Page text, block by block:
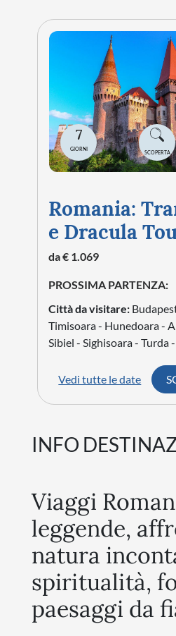
7
GIORNI
SCOPERTA
Romania:
e Dracula
da € 1.069
PROSSIMA PARTENZA:
Città da visitare:
Timisoara - Hunedoara -
Sibiel - Sighisoara - Turda
Vedi tutte le date
INFO
Viaggi
leggende,
natura
spiritualità,
paesaggi da